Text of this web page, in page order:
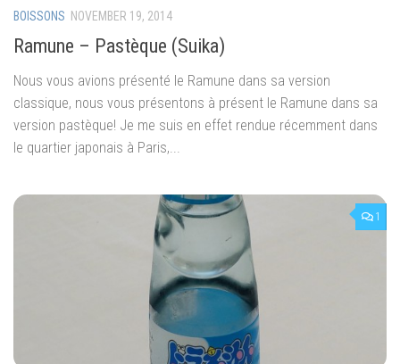
BOISSONS NOVEMBER 19, 2014
Ramune – Pastèque (Suika)
Nous vous avions présenté le Ramune dans sa version
classique, nous vous présentons à présent le Ramune dans sa
version pastèque! Je me suis en effet rendue récemment dans
le quartier japonais à Paris,...
1